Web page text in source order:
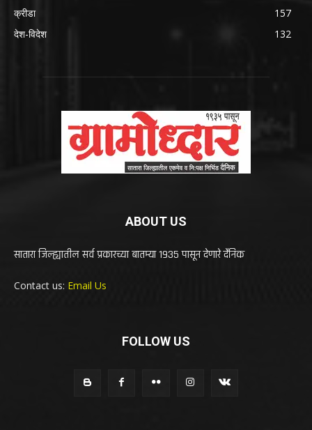
क्रीडा
157
देश-विदेश
132
ABOUT US
सातारा जिल्ह्यातील सर्व प्रकारच्या बातम्या 1935 पासून देणारे दैनिक
Contact us: Email Us
FOLLOW US